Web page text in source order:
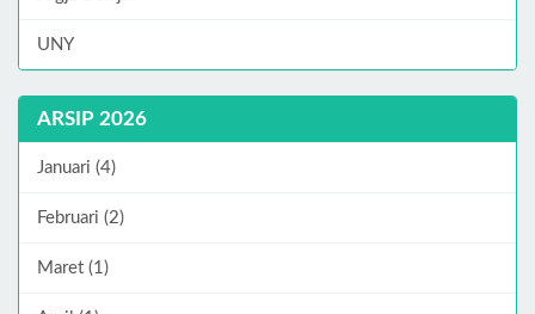
UNY
ARSIP 2026
Januari (4)
Februari (2)
Maret (1)